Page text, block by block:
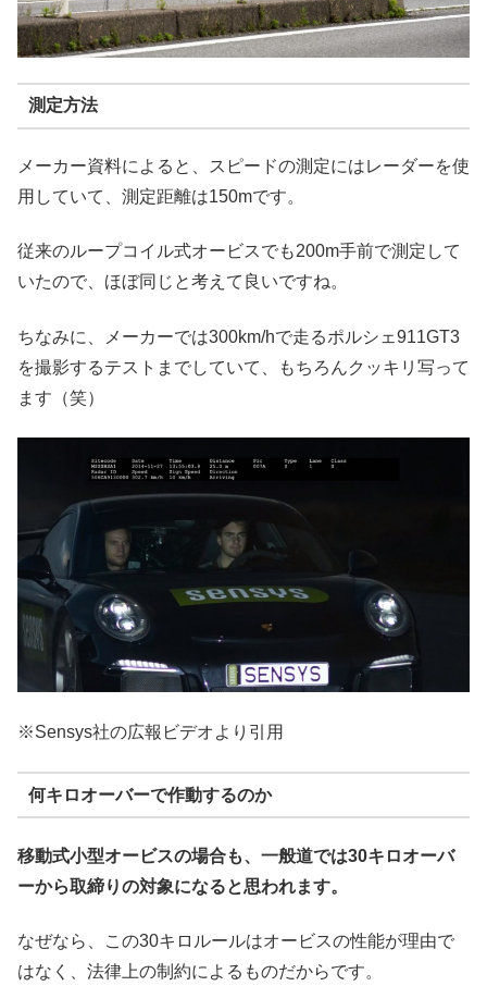
測定方法
メーカー資料によると、スピードの測定にはレーダーを使
用していて、測定距離は150mです。
従来のループコイル式オービスでも200m手前で測定して
いたので、ほぼ同じと考えて良いですね。
ちなみに、メーカーでは300km/hで走るポルシェ911GT3
を撮影するテストまでしていて、もちろんクッキリ写って
ます（笑）
※Sensys社の広報ビデオより引用
何キロオーバーで作動するのか
移動式小型オービスの場合も、一般道では30キロオーバ
ーから取締りの対象になると思われます。
なぜなら、この30キロルールはオービスの性能が理由で
はなく、法律上の制約によるものだからです。